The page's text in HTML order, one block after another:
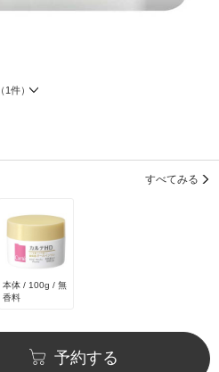
（ 1件）
すべてみる
本体 / 100g / 無
香料
予約する